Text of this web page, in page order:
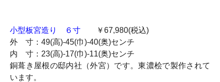
小型板宮造り ６寸 ￥67,980(税込)
外 寸：49(高)-45(巾)-40(奥)センチ
内 寸：23(高)-17(巾)-11(奥)センチ
銅葺き屋根の邸内社（外宮）です。東濃桧で製作されて
います。